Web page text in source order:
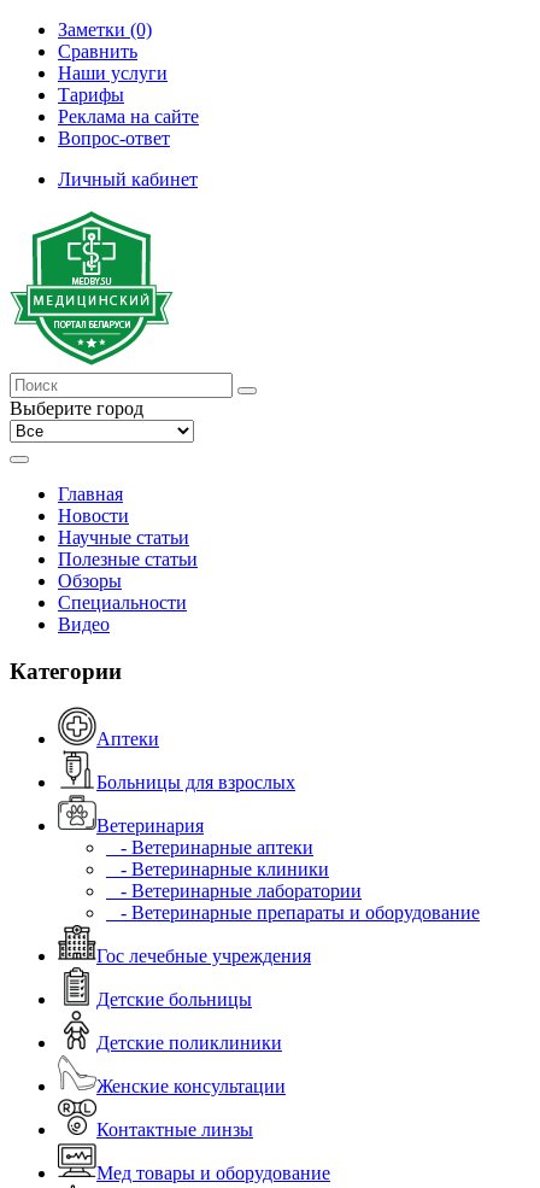
Заметки (0)
Сравнить
Наши услуги
Тарифы
Реклама на сайте
Вопрос-ответ
Личный кабинет
Выберите город
Главная
Новости
Научные статьи
Полезные статьи
Обзоры
Специальности
Видео
Категории
Аптеки
Больницы для взрослых
Ветеринария
- Ветеринарные аптеки
- Ветеринарные клиники
- Ветеринарные лаборатории
- Ветеринарные препараты и оборудование
Гос лечебные учреждения
Детские больницы
Детские поликлиники
Женские консультации
Контактные линзы
Мед товары и оборудование